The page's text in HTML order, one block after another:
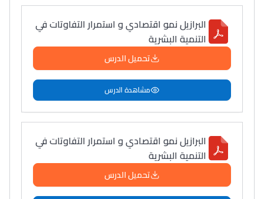
Collège au Maroc
Post-Bac
+ de 78 Sujets
Interviews/Vidéos
+ de 89 Interviews/Vidéos
البرازيل نمو اقتصادي و استمرار التفاوتات في
التنمية البشرية
تحميل الدرس
مشاهدة الدرس
البرازيل نمو اقتصادي و استمرار التفاوتات في
التنمية البشرية
تحميل الدرس